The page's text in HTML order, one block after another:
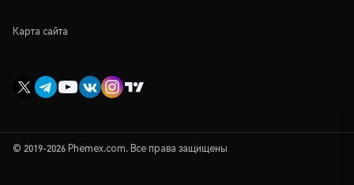
Карта сайта
© 2019-2026 Phemex.com. Все права защищены